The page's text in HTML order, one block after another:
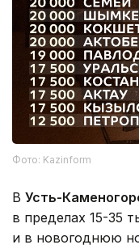
Фото: Kazinform
В Усть-
в пределах 15-35
и в новогоднюю